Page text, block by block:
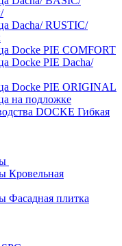
Dacha/ RUSTIC/
Docke PIE COMFORT
Docke PIE Dacha/
Docke PIE ОRIGINАL
на подложке
DOCKE Гибкая
Кровельная
Фасадная плитка